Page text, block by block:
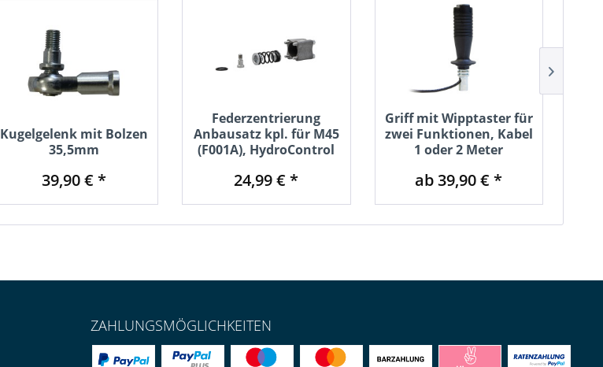
Kugelgelenk mit Bolzen
35,5mm
39,90 € *
Federzentrierung
Anbausatz kpl. für M45
(F001A), HydroControl
24,99 € *
Griff mit Wipptaster für
zwei Funktionen, Kabel
1 oder 2 Meter
ab 39,90 € *
ZAHLUNGSMÖGLICHKEITEN